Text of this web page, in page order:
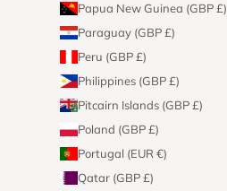
Papua New Guinea (GBP £)
Paraguay (GBP £)
Peru (GBP £)
Philippines (GBP £)
Pitcairn Islands (GBP £)
Poland (GBP £)
Portugal (EUR €)
Qatar (GBP £)